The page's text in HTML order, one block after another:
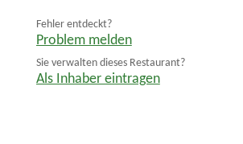
Fehler entdeckt?
Problem melden
Sie verwalten dieses Restaurant?
Als Inhaber eintragen